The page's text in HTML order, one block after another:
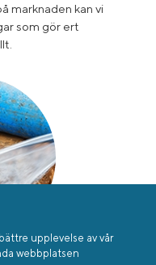
upplevelse av vår
webbplatsen
marknaden kan vi
som gör ert